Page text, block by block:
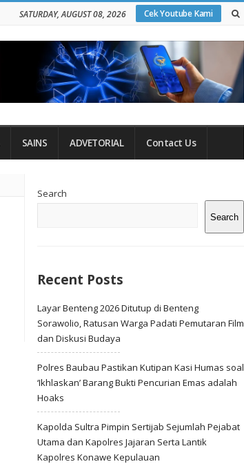
Cek Youtube Kami
SATURDAY, AUGUST 08, 2026
SAINS ADVETORIAL Contact Us
Sidebar
Search
Search
Recent Posts
Layar Benteng 2026 Ditutup di Benteng
Sorawolio, Ratusan Warga Padati Pemutaran Film
dan Diskusi Budaya
Polres Baubau Pastikan Kutipan Kasi Humas soal
‘Ikhlaskan’ Barang Bukti Pencurian Emas adalah
Hoaks
Kapolda Sultra Pimpin Sertijab Sejumlah Pejabat
Utama dan Kapolres Jajaran Serta Lantik
Kapolres Konawe Kepulauan